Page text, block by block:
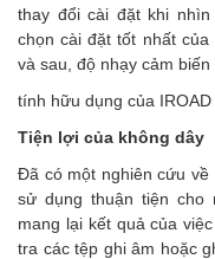
thay đổi cài đặt khi
chọn cài đặt tốt nhất
và sau, độ nhạy cảm biến
tính hữu dụng của IROAD
Tiện lợi của không dây
Đã có một nghiên cứu về
sử dụng thuận tiện cho
mang lại kết quả của
tra các tệp ghi âm hoặc